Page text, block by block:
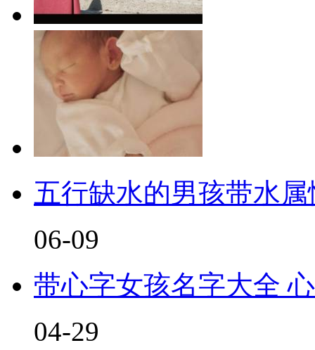
五行缺水的男孩带水
06-09
带心字女孩名字大全
04-29